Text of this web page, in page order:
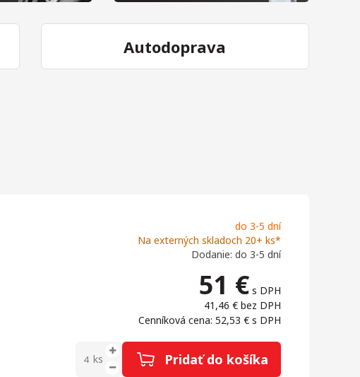
Autodoprava
do 3-5 dní
Na externých skladoch 20+ ks*
Dodanie: do 3-5 dní
51 € s DPH
41,46 € bez DPH
Cenníková cena: 52,53 € s DPH
ks Pridať do košíka